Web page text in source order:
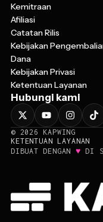
Kemitraan
Afiliasi
Catatan Rilis
Kebijakan
Dana
Kebijakan Privasi
Ketentuan Layanan
Hubungi kami
© 2026
KAPWING
KETENTUAN LAYANAN
DIBUAT DENGAN ♥ DI